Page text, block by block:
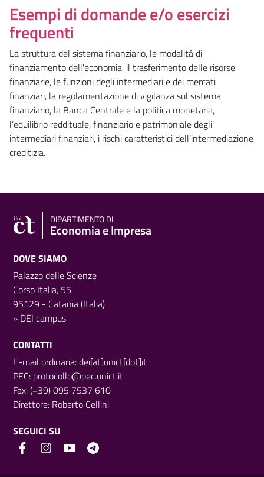
Esempi di domande e/o esercizi
frequenti
La struttura del sistema finanziario, le modalità di
finanziamento dell'economia, il trasferimento delle risorse
finanziarie, le funzioni degli intermediari e dei mercati
finanziari, la regolamentazione di vigilanza sul sistema
finanziario, la Banca Centrale e la politica monetaria,
l’equilibrio reddituale, finanziario e patrimoniale degli
intermediari finanziari, i rischi caratteristici dell’intermediazione
creditizia.
DIPARTIMENTO DI
Economia e Impresa
DOVE SIAMO
Palazzo delle Scienze
Corso Italia, 55
95129 - Catania (Italia)
» DEI campus
CONTATTI
E-mail ordinaria: dei[at]unict[dot]it
PEC: protocollo@pec.unict.it
Fax: (+39) 095 7537 610
Direttore: Roberto Cellini
SEGUICI SU